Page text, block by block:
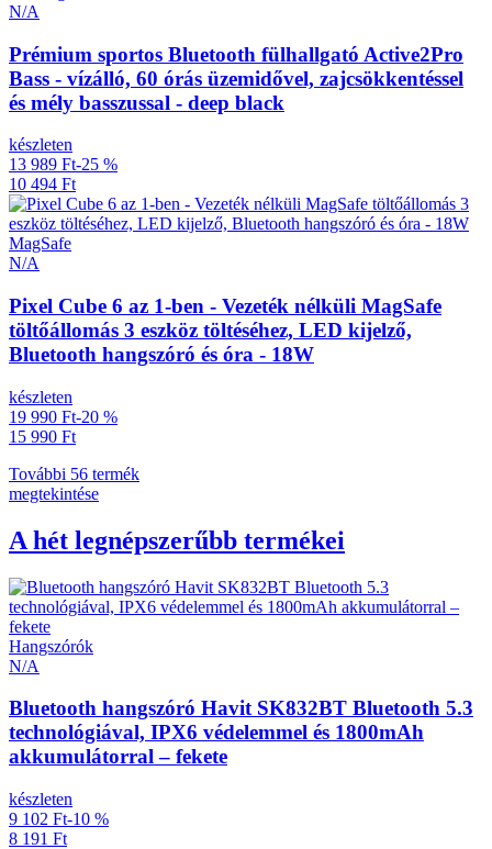
N/A
Prémium sportos Bluetooth fülhallgató Active2Pro
Bass - vízálló, 60 órás üzemidővel, zajcsökkentéssel
és mély basszussal - deep black
készleten
13 989 Ft-25 %
10 494 Ft
MagSafe
N/A
Pixel Cube 6 az 1-ben - Vezeték nélküli MagSafe
töltőállomás 3 eszköz töltéséhez, LED kijelző,
Bluetooth hangszóró és óra - 18W
készleten
19 990 Ft-20 %
15 990 Ft
További 56 termék
megtekintése
A hét legnépszerűbb termékei
Hangszórók
N/A
Bluetooth hangszóró Havit SK832BT Bluetooth 5.3
technológiával, IPX6 védelemmel és 1800mAh
akkumulátorral – fekete
készleten
9 102 Ft-10 %
8 191 Ft